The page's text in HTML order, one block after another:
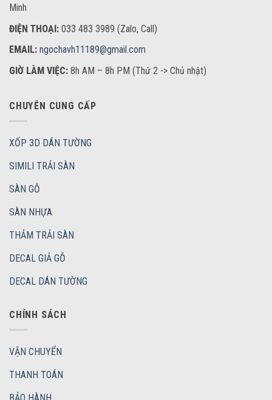
Minh
ĐIỆN THOẠI: 033 483 3989 (Zalo, Call)
EMAIL: ngochavh11189@gmail.com
GIỜ LÀM VIỆC: 8h AM – 8h PM (Thứ 2 -> Chủ nhật)
CHUYÊN CUNG CẤP
XỐP 3D DÁN TƯỜNG
SIMILI TRẢI SÀN
SÀN GỖ
SÀN NHỰA
THẢM TRẢI SÀN
DECAL GIẢ GỖ
DECAL DÁN TƯỜNG
CHÍNH SÁCH
VẬN CHUYỂN
THANH TOÁN
BẢO HÀNH